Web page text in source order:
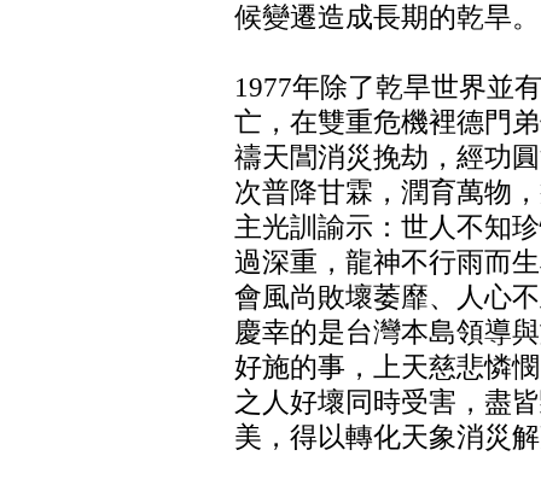
候變遷造成長期的乾旱。
1977年除了乾旱世界並
亡，在雙重危機裡德門
禱天閶消災挽劫，經功
次普降甘霖，潤育萬物
主光訓諭示：世人不知
過深重，龍神不行雨而
會風尚敗壞萎靡、人心
慶幸的是台灣本島領導
好施的事，上天慈悲憐
之人好壞同時受害，盡
美，得以轉化天象消災